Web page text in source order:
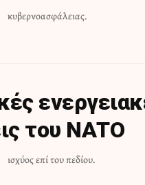
κυβερνοασφάλειας.
του ΝΑΤΟ
ισχύος επί του πεδίου.